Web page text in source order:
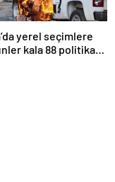
yerel seçimlere
kala 88 politikacı